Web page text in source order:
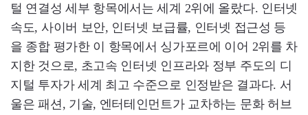
털 연결성 세부 항목에서는 세계 2위에 올랐다. 인터넷
속도, 사이버 보안, 인터넷 보급률, 인터넷 접근성 등
을 종합 평가한 이 항목에서 싱가포르에 이어 2위를 차
지한 것으로, 초고속 인터넷 인프라와 정부 주도의 디
지털 투자가 세계 최고 수준으로 인정받은 결과다. 서
울은 패션, 기술, 엔터테인먼트가 교차하는 문화 허브